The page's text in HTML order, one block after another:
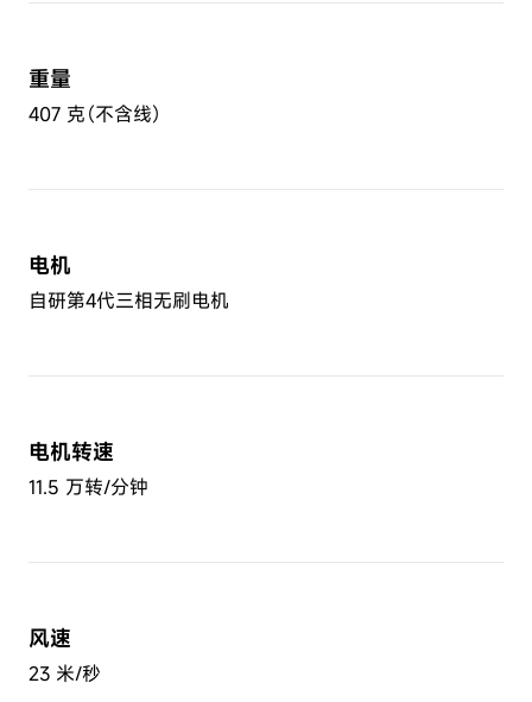
重量
407 克（不含线）
电机
自研第4代三相无刷电机
电机转速
11.5 万转/分钟
风速
23 米/秒